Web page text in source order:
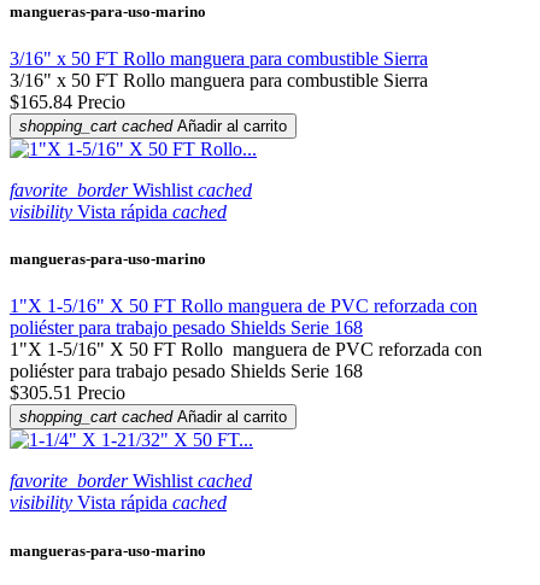
mangueras-para-uso-marino
3/16" x 50 FT Rollo manguera para combustible Sierra
3/16" x 50 FT Rollo manguera para combustible Sierra
$165.84 Precio
shopping_cart cached Añadir al carrito
favorite_border Wishlist cached
visibility Vista rápida cached
mangueras-para-uso-marino
1"X 1-5/16" X 50 FT Rollo manguera de PVC reforzada con
poliéster para trabajo pesado Shields Serie 168
1"X 1-5/16" X 50 FT Rollo manguera de PVC reforzada con
poliéster para trabajo pesado Shields Serie 168
$305.51 Precio
shopping_cart cached Añadir al carrito
favorite_border Wishlist cached
visibility Vista rápida cached
mangueras-para-uso-marino